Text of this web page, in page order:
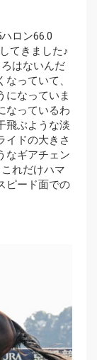
ロン66.0
てきました♪
はないんだ
っていて、
になっていま
なっているわ
飛ぶような淡
イドの大きさ
なギアチェン
れだけハマ
ピード面での